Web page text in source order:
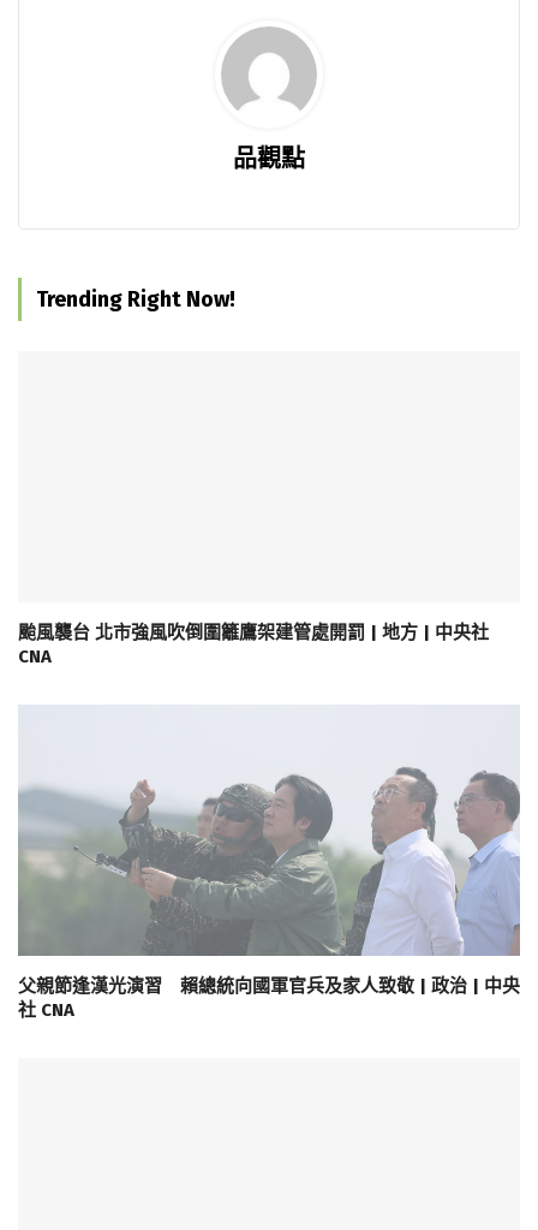
品觀點
Trending Right Now!
颱風襲台 北市強風吹倒圍籬鷹架建管處開罰 | 地方 | 中央社
CNA
父親節逢漢光演習 賴總統向國軍官兵及家人致敬 | 政治 | 中央
社 CNA